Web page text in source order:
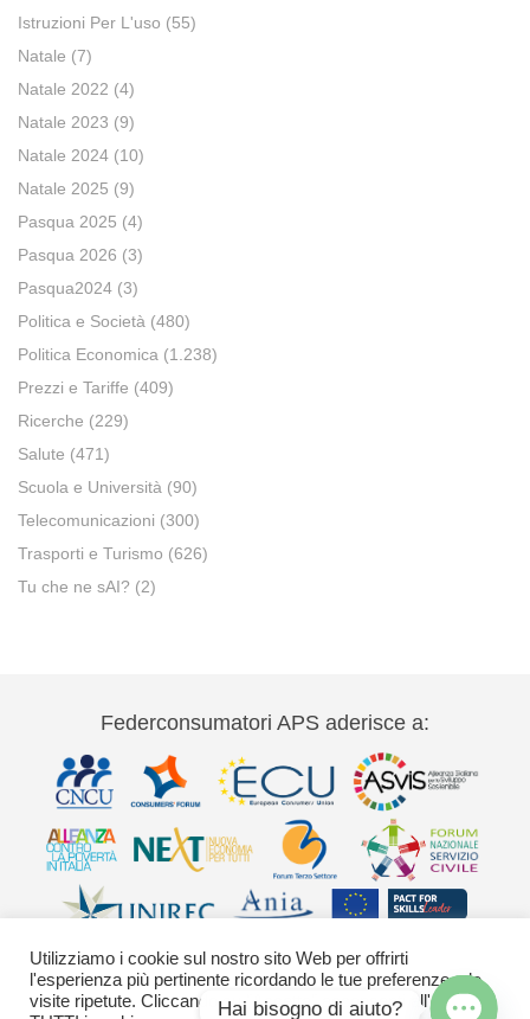
Istruzioni Per L'uso (55)
Natale (7)
Natale 2022 (4)
Natale 2023 (9)
Natale 2024 (10)
Natale 2025 (9)
Pasqua 2025 (4)
Pasqua 2026 (3)
Pasqua2024 (3)
Politica e Società (480)
Politica Economica (1.238)
Prezzi e Tariffe (409)
Ricerche (229)
Salute (471)
Scuola e Università (90)
Telecomunicazioni (300)
Trasporti e Turismo (626)
Tu che ne sAI? (2)
Federconsumatori APS aderisce a:
Utilizziamo i cookie sul nostro sito Web per offrirti
l'esperienza più pertinente ricordando le tue preferenze e le
visite ripetute. Cliccando su "Accetta" acconsenti all'uso di
Hai bisogno di aiuto?